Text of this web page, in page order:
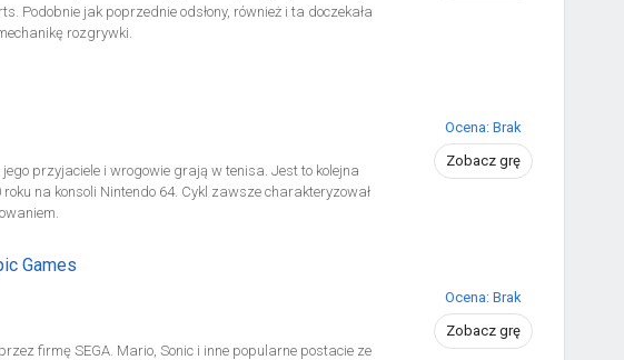
Podobnie jak poprzednie odsłony, również i ta doczekała
rozgrywki.
przyjaciele i wrogowie grają w tenisa. Jest to kolejna
na konsoli Nintendo 64. Cykl zawsze charakteryzował
Ocena: Brak
Zobacz grę
Games
firmę SEGA. Mario, Sonic i inne popularne postacie ze
Ocena: Brak
Zobacz grę